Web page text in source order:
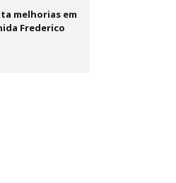
melhorias em
Frederico